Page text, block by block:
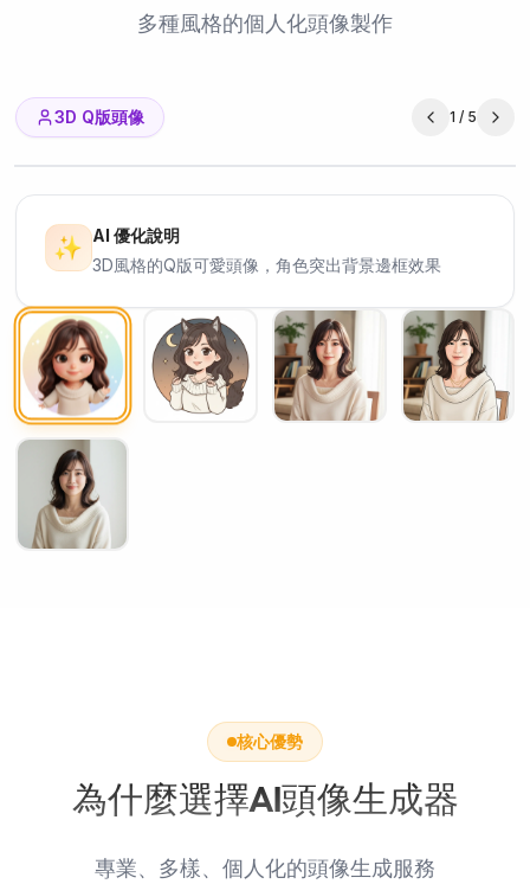
多種風格的個人化頭像製作
3D Q版頭像 1 / 5
Original
✨ AI 優化說明
3D風格的Q版可愛頭像，角色突出背景邊框效果
核心優勢
為什麼選擇AI頭像生成器
專業、多樣、個人化的頭像生成服務